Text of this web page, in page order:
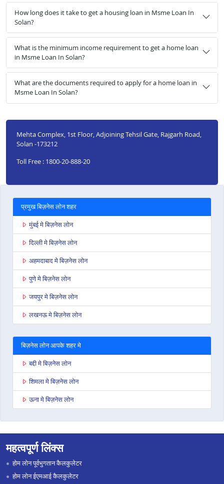
How long does it take to get a housing loan in Msme Loan In
Solan?
What is the minimum income requirement to get a home loan
in Msme Loan In Solan?
What are the documents required to apply for a home loan in
Msme Loan In Solan?
Mehta Complex, 1st Floor, Adjoining Tehsil Gate, Rajgarh Road,
Solan -173212
Toll Free : 1800-20-888-20
प्रमुख बिज़नेस लोन शहर
मुंबई मे बिज़नेस लोन
दिल्ली मे बिज़नेस लोन
अहमदाबाद मे बिज़नेस लोन
पुणे मे बिज़नेस लोन
जयपुर मे बिज़नेस लोन
लखनऊ मे बिज़नेस लोन
बिज़नेस लोन आपके शहर मे
बद्दी मे बिज़नेस लोन
शिमला मे बिज़नेस लोन
ऊना मे बिज़नेस लोन
महत्वपूर्ण लिंक्स
होम लोन पूर्वभुगतान कैलकुलेटर
होम लोन ईएमआई कैलकुलेटर